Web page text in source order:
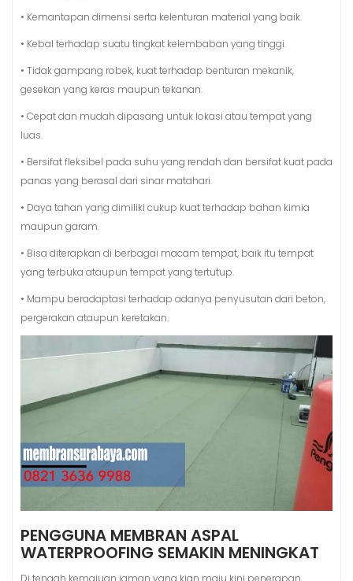
• Kemantapan dimensi serta kelenturan material yang baik.
• Kebal terhadap suatu tingkat kelembaban yang tinggi.
• Tidak gampang robek, kuat terhadap benturan mekanik,
gesekan yang keras maupun tekanan.
• Cepat dan mudah dipasang untuk lokasi atau tempat yang
luas.
• Bersifat fleksibel pada suhu yang rendah dan bersifat kuat pada
panas yang berasal dari sinar matahari.
• Daya tahan yang dimiliki cukup kuat terhadap bahan kimia
maupun garam.
• Bisa diterapkan di berbagai macam tempat, baik itu tempat
yang terbuka ataupun tempat yang tertutup.
• Mampu beradaptasi terhadap adanya penyusutan dari beton,
pergerakan ataupun keretakan.
PENGGUNA MEMBRAN ASPAL
WATERPROOFING SEMAKIN MENINGKAT
Di tengah kemajuan jaman yang kian maju kini penerapan